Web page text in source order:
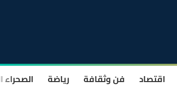
اقتصاد فن وثقافة رياضة الصحراء